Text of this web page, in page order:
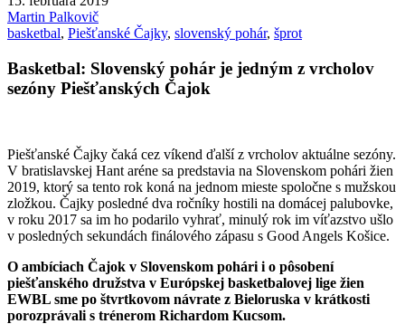
Martin Palkovič
basketbal, Piešťanské Čajky, slovenský pohár, šprot
Basketbal: Slovenský pohár je jedným z vrcholov
sezóny Piešťanských Čajok
Piešťanské Čajky čaká cez víkend ďalší z vrcholov aktuálne sezóny.
V bratislavskej Hant aréne sa predstavia na Slovenskom pohári žien
2019, ktorý sa tento rok koná na jednom mieste spoločne s mužskou
zložkou. Čajky posledné dva ročníky hostili na domácej palubovke,
v roku 2017 sa im ho podarilo vyhrať, minulý rok im víťazstvo ušlo
v posledných sekundách finálového zápasu s Good Angels Košice.
O ambíciach Čajok v Slovenskom pohári i o pôsobení
piešťanského družstva v Európskej basketbalovej lige žien
EWBL sme po štvrtkovom návrate z Bieloruska v krátkosti
porozprávali s trénerom Richardom Kucsom.